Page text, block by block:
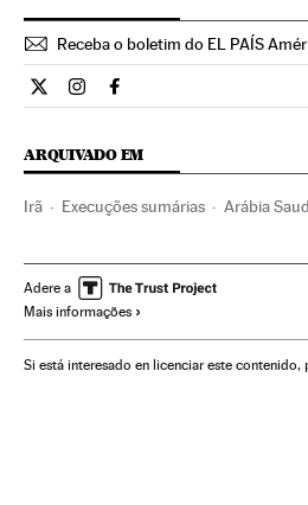
Receba o boletim do EL PAÍS
Internacional El País Brasil en
Internacional El País Brasil
Internacional El País
ARQUIVADO EM
Irã Execuções sumárias Arábia
Processo judicial Conflitos
Adere a
Mais informações
Si está interesado en licenciar este contenido,